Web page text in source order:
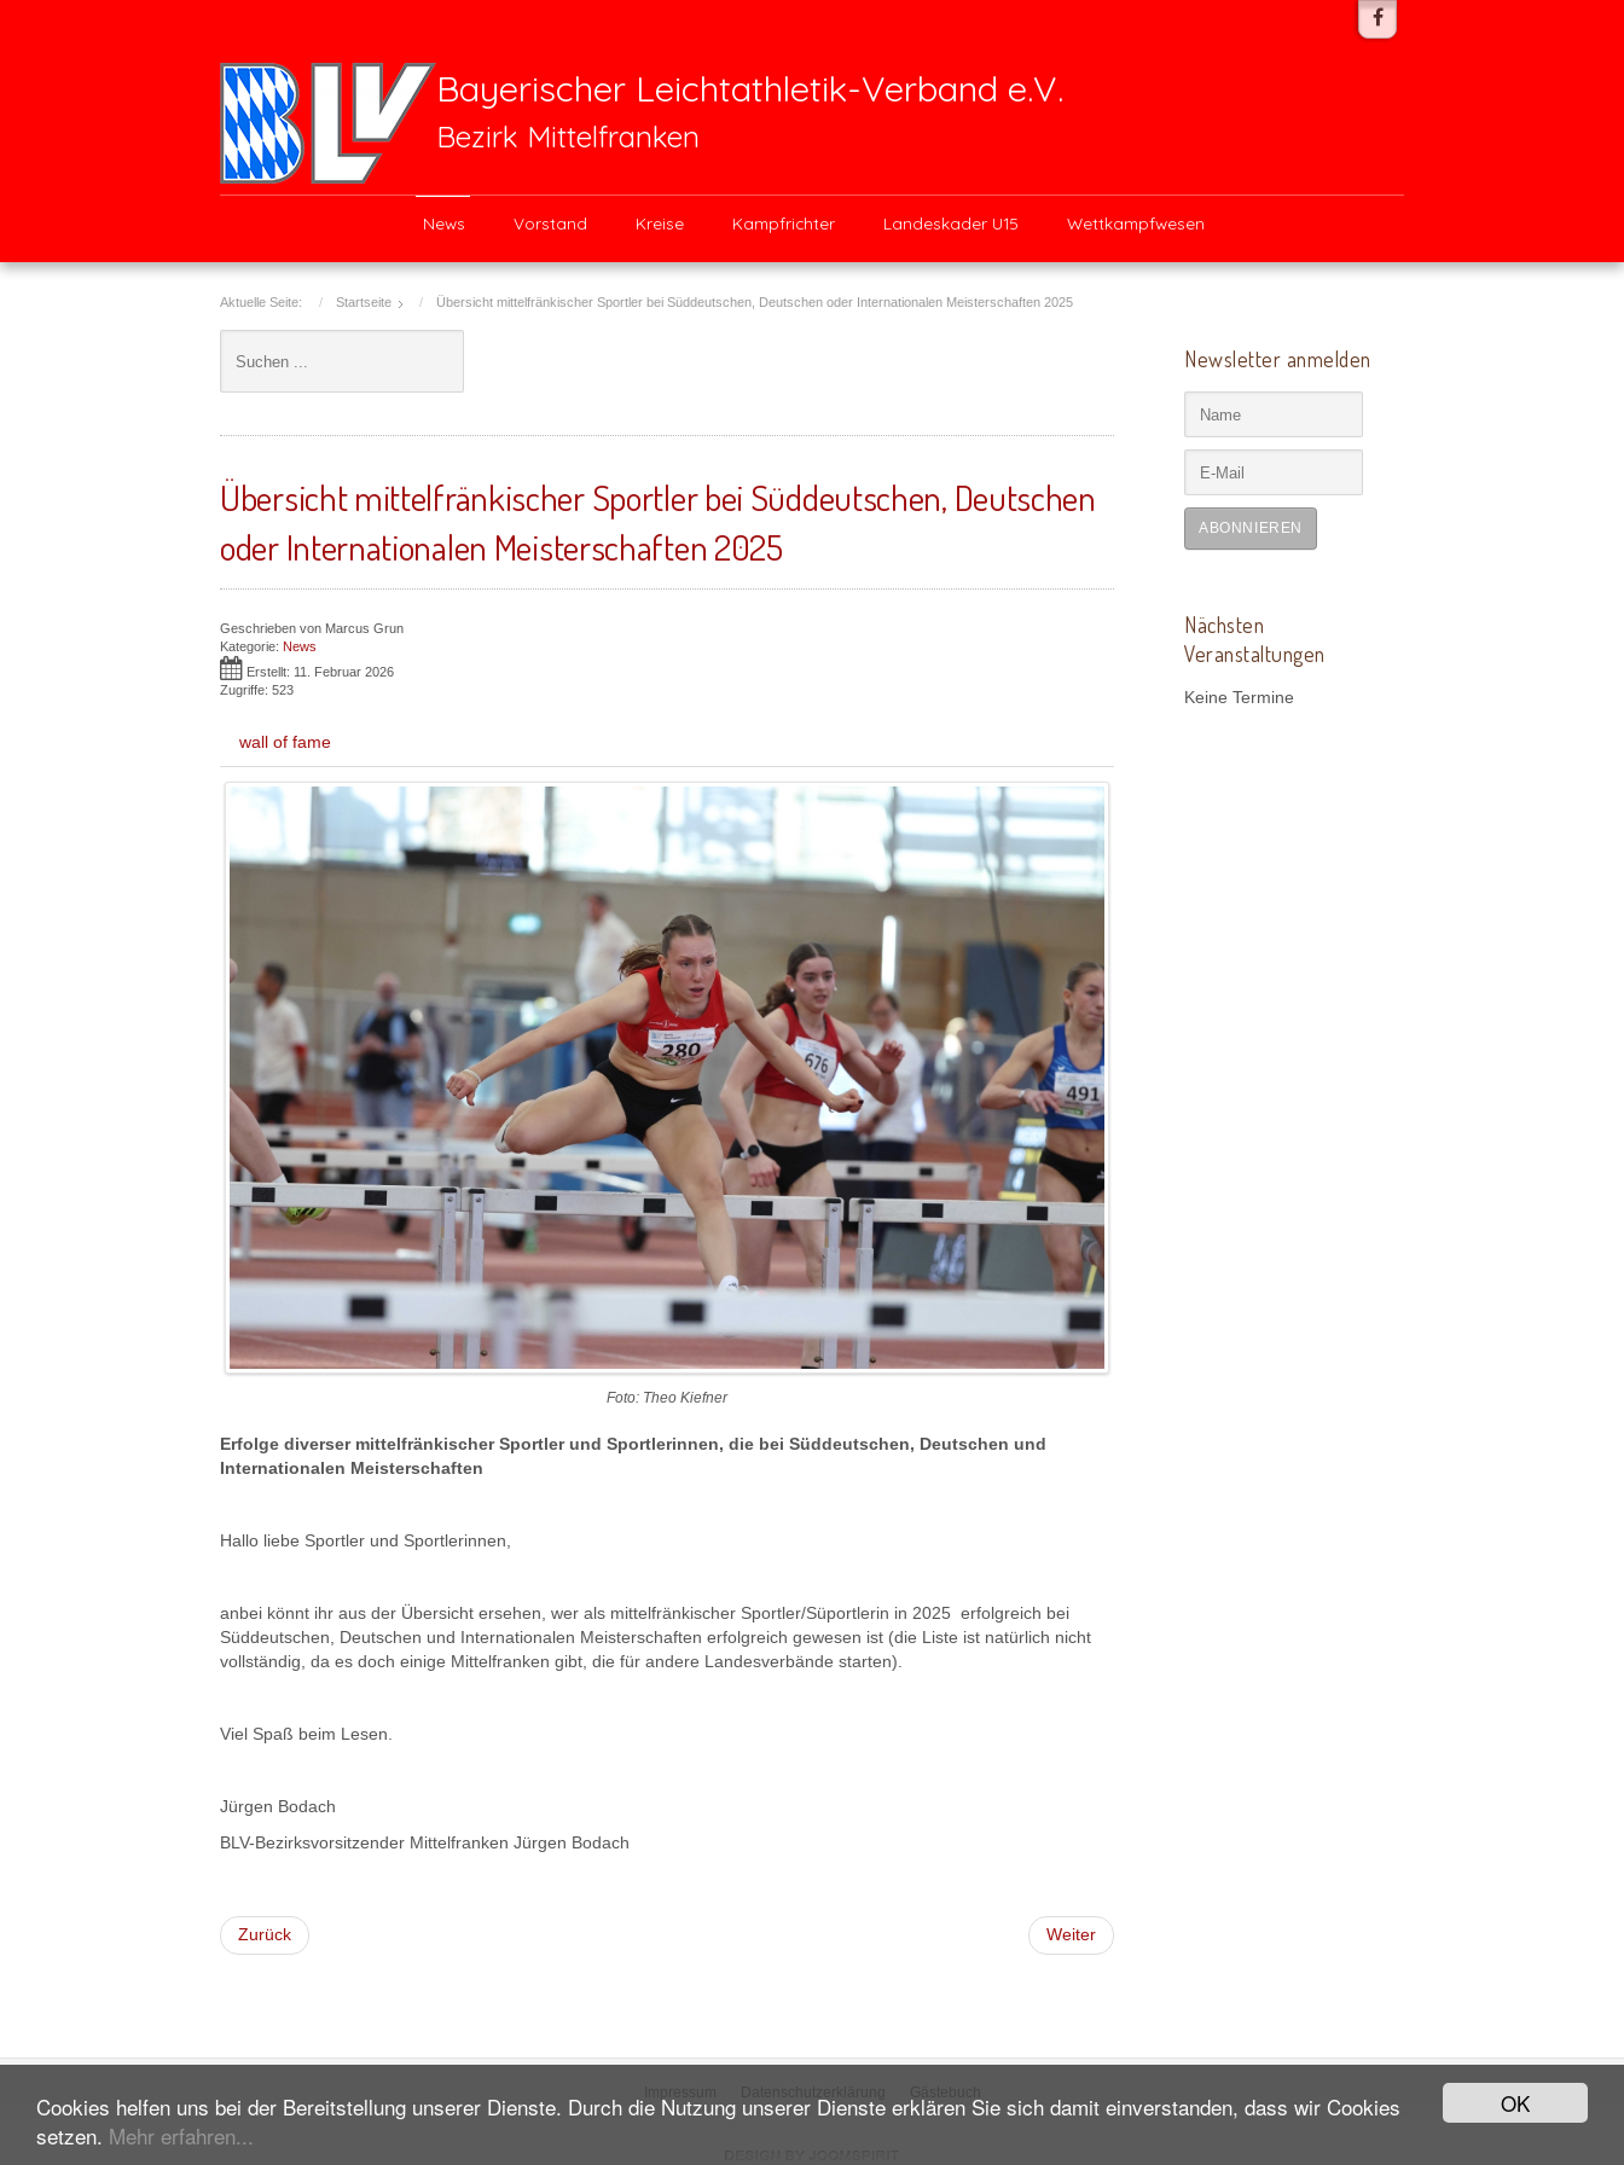
OK
Cookies helfen uns bei der Bereitstellung unserer Dienste. Durch die Nutzung unserer Dienste erklären Sie sich damit einverstanden, dass wir Cookies
setzen. Mehr erfahren...
Bayerischer Leichtathletik-Verband e.V.
Bezirk Mittelfranken
News Vorstand Kreise Kampfrichter Landeskader U15 Wettkampfwesen
Aktuelle Seite: Startseite Übersicht mittelfränkischer Sportler bei Süddeutschen, Deutschen oder Internationalen Meisterschaften 2025
Newsletter anmelden
ABONNIEREN
Nächsten
Veranstaltungen
Keine Termine
Übersicht mittelfränkischer Sportler bei Süddeutschen, Deutschen
oder Internationalen Meisterschaften 2025
Geschrieben von Marcus Grun
Kategorie: News
Erstellt: 11. Februar 2026
Zugriffe: 523
wall of fame
Foto: Theo Kiefner
Erfolge diverser mittelfränkischer Sportler und Sportlerinnen, die bei Süddeutschen, Deutschen und
Internationalen Meisterschaften
Hallo liebe Sportler und Sportlerinnen,
anbei könnt ihr aus der Übersicht ersehen, wer als mittelfränkischer Sportler/Süportlerin in 2025 erfolgreich bei
Süddeutschen, Deutschen und Internationalen Meisterschaften erfolgreich gewesen ist (die Liste ist natürlich nicht
vollständig, da es doch einige Mittelfranken gibt, die für andere Landesverbände starten).
Viel Spaß beim Lesen.
Jürgen Bodach
BLV-Bezirksvorsitzender Mittelfranken Jürgen Bodach
Zurück Weiter